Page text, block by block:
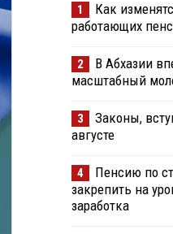
1
Как
работающих
2
В Абхазии
масштабный
3
Законы,
августе
4
Пенсию по
закрепить на
заработка